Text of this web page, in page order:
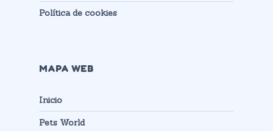
Política de cookies
MAPA WEB
Inicio
Pets World